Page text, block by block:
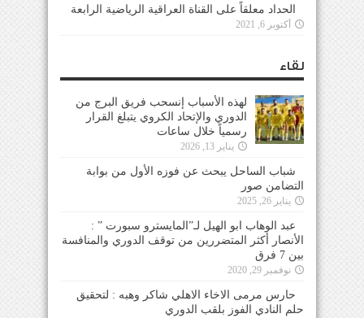
الحداد معلقاً على القناة العراقية الرياضية الرابعة
أكتوبر 6, 2021
لقاء
لهذه الأسباب إنسحب فريق البرج من
الدوري والإتحاد الكروي يتبلغ القرار
رسمياً خلال ساعات
يناير 13, 2026
شباب الساحل يبحث عن فوزه الأول من بوابة
التضامن صور
يناير 26, 2025
عبد الوهاب ابو الهيل لـ”المايسترو سبورت ” :
الأنصار أكثر المتضررين من توقف الدوري والمنافسة
بين 7 فرق
نوفمبر 29, 2020
حارس مرمى الاخاء الاهلي شاكر وهبه : لتحقيق
حلم النادي الفوز بلقب الدوري